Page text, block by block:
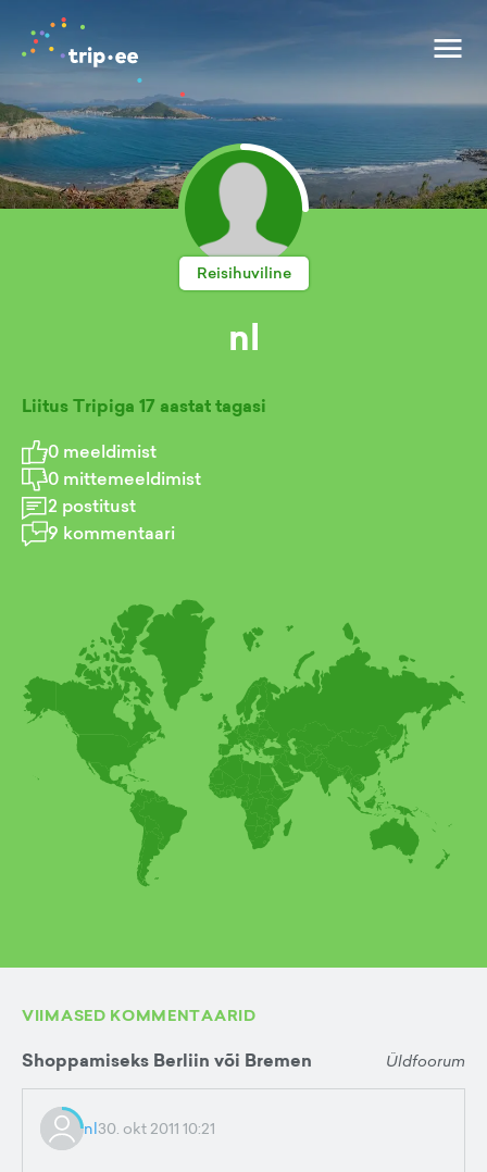
Reisihuviline
nl
Liitus Tripiga 17 aastat tagasi
0 meeldimist
0 mittemeeldimist
2 postitust
9 kommentaari
VIIMASED KOMMENTAARID
Shoppamiseks Berliin või Bremen Üldfoorum
nl30. okt 2011 10:21